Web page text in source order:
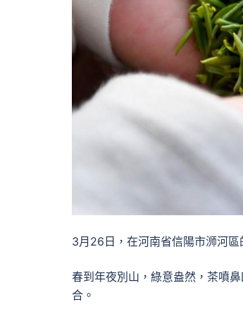
3月26日，在河南省信陽市浉河
春到年夜別山，綠意盎然，茶噴
合。